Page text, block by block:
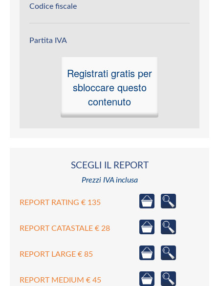
Codice fiscale
Partita IVA
Registrati gratis per
sbloccare questo
contenuto
SCEGLI IL REPORT
Prezzi IVA inclusa
REPORT RATING € 135
REPORT CATASTALE € 28
REPORT LARGE € 85
REPORT MEDIUM € 45